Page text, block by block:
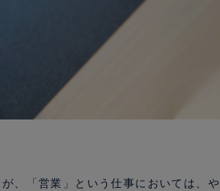
、「営業」という仕事においては、や